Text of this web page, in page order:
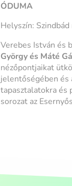
ÓDUMA
Helyszín:
Verebes István és
György és Máté
nézőpontjaikat
jelentőségében
tapasztalatokra és
sorozat az